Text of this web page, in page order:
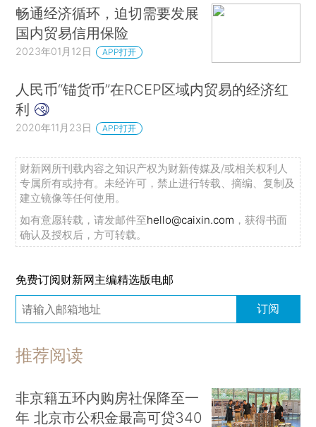
畅通经济循环，迫切需要发展
国内贸易信用保险
2023年01月12日 APP打开
人民币“锚货币”在RCEP区域内贸易的经济红
利
2020年11月23日 APP打开
财新网所刊载内容之知识产权为财新传媒及/或相关权利人
专属所有或持有。未经许可，禁止进行转载、摘编、复制及
建立镜像等任何使用。
如有意愿转载，请发邮件至hello@caixin.com ，获得书面
确认及授权后，方可转载。
免费订阅财新网主编精选版电邮
订阅
推荐阅读
非京籍五环内购房社保降至一
年 北京市公积金最高可贷340